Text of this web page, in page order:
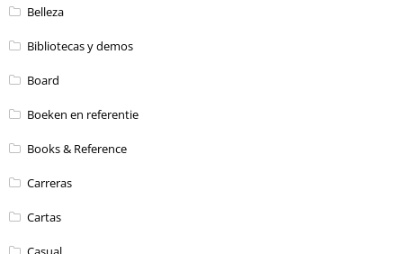
Belleza
Bibliotecas y demos
Board
Boeken en referentie
Books & Reference
Carreras
Cartas